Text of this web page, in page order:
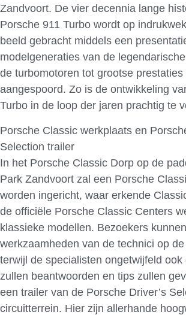
Zandvoort. De vier decennia lange
Porsche 911 Turbo wordt op
beeld gebracht middels een
modelgeneraties van de
de turbomotoren tot grootse prestaties
aangespoord. Zo is de ontwikkeling
Turbo in de loop der jaren prachtig te
Porsche Classic werkplaats en
Selection trailer
In het Porsche Classic Dorp op de
Park Zandvoort zal een Porsche
worden ingericht, waar erkende
de officiële Porsche Classic Centers
klassieke modellen. Bezoekers
werkzaamheden van de technici op
terwijl de specialisten ongetwijfeld ook
zullen beantwoorden en tips zullen
een trailer van de Porsche Driver’s
circuitterrein. Hier zijn allerhande